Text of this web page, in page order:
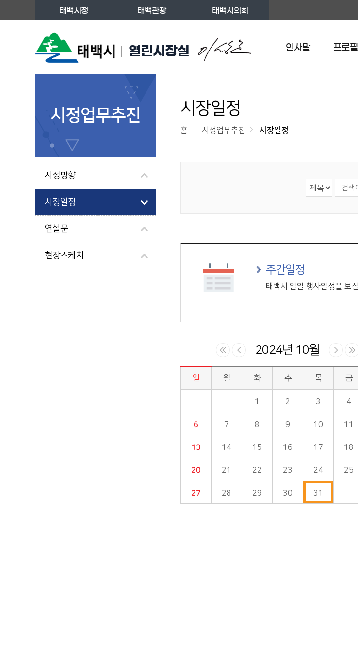
열린시장실
태백시청 태백관광 태백시의회
인사말 프로필
왼쪽메뉴
시정업무추진
시정방향
시장일정
연설문
현장스케치
시장일정
홈 시정업무추진 시장일정
주간일정
태백시 일일 행사일정을 보
2024년 10월
시정업무추진 > 시장일정 게시판의 (2024년 10월) 달력형태로 일정명, 일정내용을 제공합니다.
일 월 화 수 목 금
1 2 3 4
6 7 8 9 10 11
13 14 15 16 17 18
20 21 22 23 24 25
27 28 29 30 31